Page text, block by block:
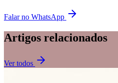
Falar no WhatsApp
Artigos relacionados
Ver todos